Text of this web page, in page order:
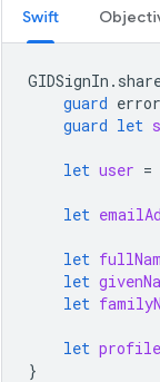
Swift
GIDSignIn .
guard error
guard let
let user =
let
let
let
let
let
}